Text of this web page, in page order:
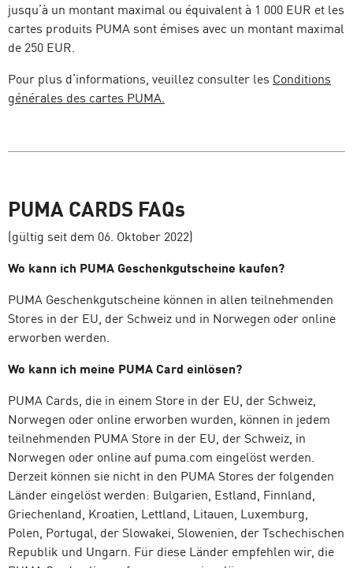
jusqu’à un montant maximal ou équivalent à 1 000 EUR et les
cartes produits PUMA sont émises avec un montant maximal
de 250 EUR.
Pour plus d’informations, veuillez consulter les Conditions
générales des cartes PUMA.
PUMA CARDS FAQs
(gültig seit dem 06. Oktober 2022)
Wo kann ich PUMA Geschenkgutscheine kaufen?
PUMA Geschenkgutscheine können in allen teilnehmenden
Stores in der EU, der Schweiz und in Norwegen oder online
erworben werden.
Wo kann ich meine PUMA Card einlösen?
PUMA Cards, die in einem Store in der EU, der Schweiz,
Norwegen oder online erworben wurden, können in jedem
teilnehmenden PUMA Store in der EU, der Schweiz, in
Norwegen oder online auf puma.com eingelöst werden.
Derzeit können sie nicht in den PUMA Stores der folgenden
Länder eingelöst werden: Bulgarien, Estland, Finnland,
Griechenland, Kroatien, Lettland, Litauen, Luxemburg,
Polen, Portugal, der Slowakei, Slowenien, der Tschechischen
Republik und Ungarn. Für diese Länder empfehlen wir, die